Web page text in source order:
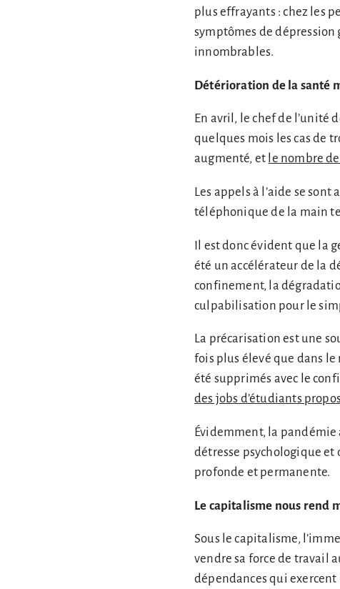
plus effrayants : chez les
symptômes de
innombrables.
Détérioration de la santé
En avril, le chef de l’unité
quelques mois les cas de
augmenté, et le nombre
Les appels à l’aide se
téléphonique de la main
Il est donc évident que la
été un accélérateur de la
confinement, la
culpabilisation pour le
La précarisation est une
fois plus élevé que dans
été supprimés avec le
des jobs d’étudiants
Évidemment, la pandémie
détresse psychologique et
profonde et permanente.
Le capitalisme nous rend
Sous le capitalisme,
vendre sa force de travail
dépendances qui